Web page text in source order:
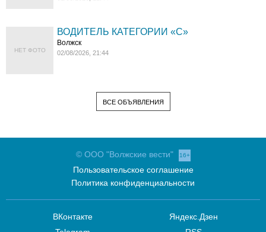
НЕТ ФОТО
ВОДИТЕЛЬ КАТЕГОРИИ «C»
Волжск
02/08/2026, 21:44
ВСЕ ОБЪЯВЛЕНИЯ
© ООО "Волжские вести" 16+
Пользовательское соглашение
Политика конфиденциальности
ВКонтакте
Яндекс.Дзен